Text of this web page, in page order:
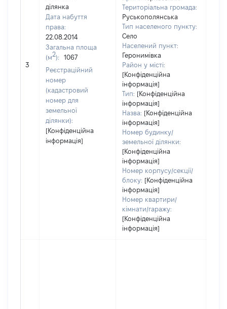
3
ділянка
Дата набуття
права:
22.08.2014
Загальна площа
(м2):
1067
Реєстраційний
номер
(кадастровий
номер для
земельної
ділянки):
[Конфіденційна
інформація]
Територіальна громада:
Руськополянська
Тип населеного пункту:
Село
Населений пункт:
Геронимівка
Район у місті:
[Конфіденційна
інформація]
Тип: [Конфіденційна
інформація]
Назва: [Конфіденційна
інформація]
Номер будинку/
земельної ділянки:
[Конфіденційна
інформація]
Номер корпусу/секції/
блоку: [Конфіденційна
інформація]
Номер квартири/
кімнати/гаражу:
[Конфіденційна
інформація]